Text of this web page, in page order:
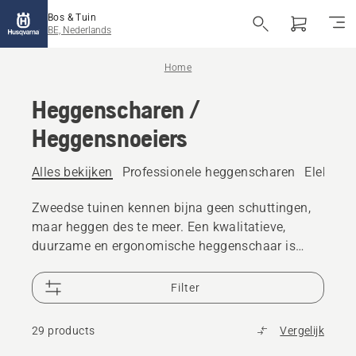
Bos & Tuin
BE, Nederlands
Home
Heggenscharen /
Heggensnoeiers
Alles bekijken Professionele heggenscharen
Zweedse tuinen kennen bijna geen schuttingen,
maar heggen des te meer. Een kwalitatieve,
duurzame en ergonomische heggenschaar is
Husqvarna kent een uitgebreide lijn met
handzame en krachtige heggenscharen, zowel op
accu, elektrisch als op bezine. Tijd om de heg te
snoeien? Bekijk en vergelijk het gehele aanbod
Filter
29 products Vergelijk